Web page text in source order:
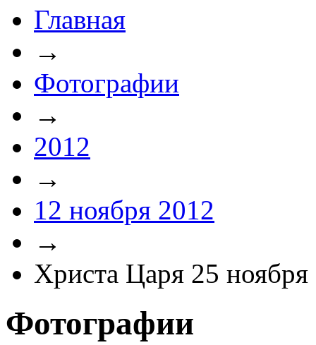
Главная
→
Фотографии
→
2012
→
12 ноября 2012
→
Христа Царя 25 ноября
Фотографии